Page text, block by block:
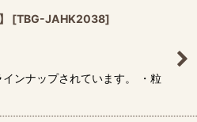
[TBG-JAHK2038]
ンナップされています。 ・粒